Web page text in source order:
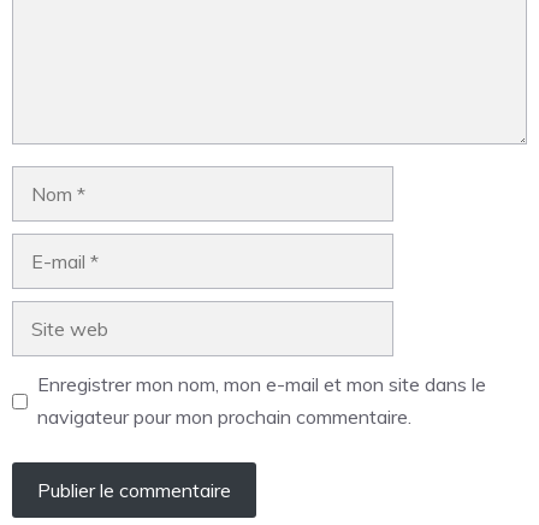
Enregistrer mon nom, mon e-mail et mon site dans le
navigateur pour mon prochain commentaire.